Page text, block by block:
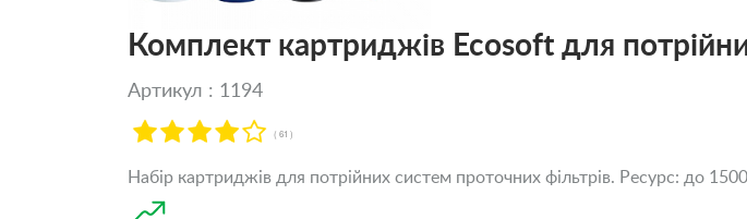
Комплект картриджів Ecosoft для
Артикул : 1194
( 61 )
Набір картриджів для потрійних систем проточних фільтрів. Ресурс: до